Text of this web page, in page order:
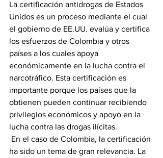
La certificación antidrogas de Estados
Unidos es un proceso mediante el cual
el gobierno de EE.UU. evalúa y certifica
los esfuerzos de Colombia y otros
países a los cuales apoya
económicamente en la lucha contra el
narcotráfico. Esta certificación es
importante porque los países que la
obtienen pueden continuar recibiendo
privilegios económicos y apoyo en la
lucha contra las drogas ilícitas.
En el caso de Colombia, la certificación
ha sido un tema de gran relevancia. La